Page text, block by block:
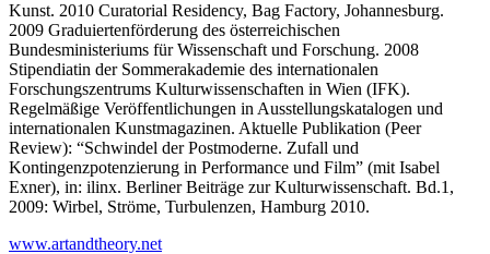
Kunst. 2010 Curatorial Residency, Bag Factory, Johannesburg.
2009 Graduiertenförderung des österreichischen
Bundesministeriums für Wissenschaft und Forschung. 2008
Stipendiatin der Sommerakademie des internationalen
Forschungszentrums Kulturwissenschaften in Wien (IFK).
Regelmäßige Veröffentlichungen in Ausstellungskatalogen und
internationalen Kunstmagazinen. Aktuelle Publikation (Peer
Review): “Schwindel der Postmoderne. Zufall und
Kontingenzpotenzierung in Performance und Film” (mit Isabel
Exner), in: ilinx. Berliner Beiträge zur Kulturwissenschaft. Bd.1,
2009: Wirbel, Ströme, Turbulenzen, Hamburg 2010.
www.artandtheory.net